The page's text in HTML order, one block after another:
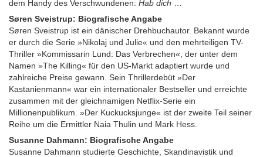
dem Handy des Verschwundenen: Hab dich
Søren Sveistrup: Biografische Angabe
Søren Sveistrup ist ein dänischer Drehbuchautor. Bekannt wurde
er durch die Serie »Nikolaj und Julie« und den mehrteiligen TV-
Thriller »Kommissarin Lund: Das Verbrechen«, der unter dem
Namen »The Killing« für den US-Markt adaptiert wurde und
zahlreiche Preise gewann. Sein Thrillerdebüt »Der
Kastanienmann« war ein internationaler Bestseller und erreichte
zusammen mit der gleichnamigen Netflix-Serie ein
Millionenpublikum. »Der Kuckucksjunge« ist der zweite Teil seiner
Reihe um die Ermittler Naia Thulin und Mark Hess.
Susanne Dahmann: Biografische Angabe
Susanne Dahmann studierte Geschichte, Skandinavistik und